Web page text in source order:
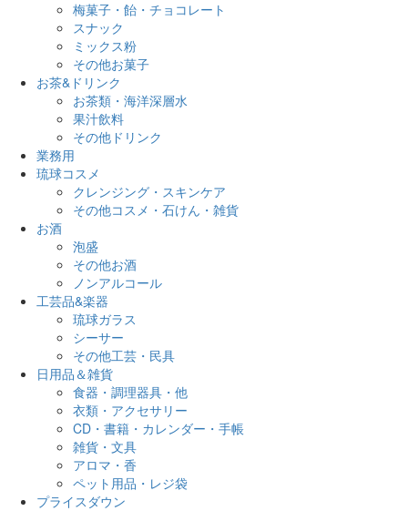
梅菓子・飴・チョコレート
スナック
ミックス粉
その他お菓子
お茶&ドリンク
お茶類・海洋深層水
果汁飲料
その他ドリンク
業務用
琉球コスメ
クレンジング・スキンケア
その他コスメ・石けん・雑貨
お酒
泡盛
その他お酒
ノンアルコール
工芸品&楽器
琉球ガラス
シーサー
その他工芸・民具
日用品＆雑貨
食器・調理器具・他
衣類・アクセサリー
CD・書籍・カレンダー・手帳
雑貨・文具
アロマ・香
ペット用品・レジ袋
プライスダウン